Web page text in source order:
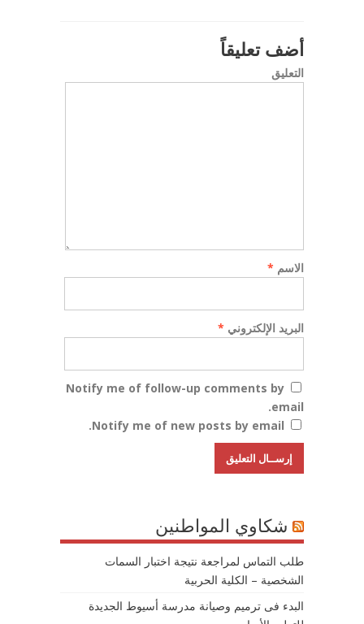
أضف تعليقاً
التعليق
الاسم *
البريد الإلكتروني *
Notify me of follow-up comments by
email.
Notify me of new posts by email.
شكاوي المواطنين
طلب التماس لمراجعة نتيجة اختبار السمات
الشخصية – الكلية الحربية
البدء فى ترميم وصيانة مدرسة أسيوط الجديدة